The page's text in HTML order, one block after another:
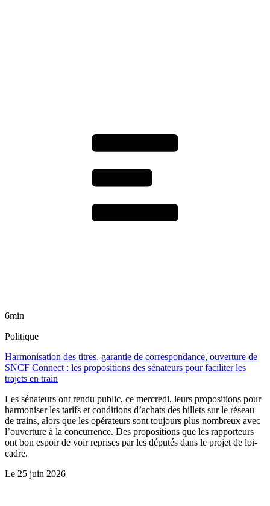
6min
Politique
Harmonisation des titres, garantie de correspondance, ouverture de
SNCF Connect : les propositions des sénateurs pour faciliter les
trajets en train
Les sénateurs ont rendu public, ce mercredi, leurs propositions pour
harmoniser les tarifs et conditions d’achats des billets sur le réseau
de trains, alors que les opérateurs sont toujours plus nombreux avec
l’ouverture à la concurrence. Des propositions que les rapporteurs
ont bon espoir de voir reprises par les députés dans le projet de loi-
cadre.
Le 25 juin 2026